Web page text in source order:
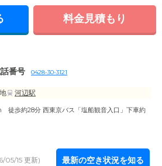
料金見積もり
番号 0428-30-3121
河辺駅
徒歩約28分 西東京バス「塩船観音入口」下車約
05/15 更新) 最新の空き状況を知る